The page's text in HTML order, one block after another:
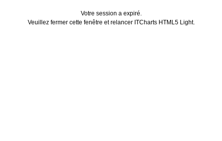
Votre session a expiré.
Veuillez fermer cette fenêtre et relancer ITCharts HTML5 Light.